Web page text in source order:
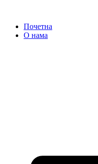
Почетна
О нама